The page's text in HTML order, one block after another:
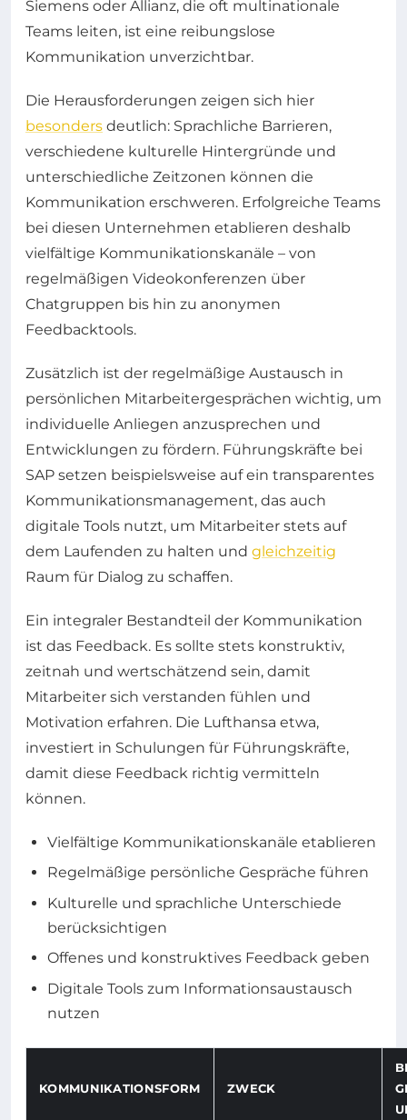
Siemens oder Allianz, die oft multinationale
Teams leiten, ist eine reibungslose
Kommunikation unverzichtbar.
Die Herausforderungen zeigen sich hier
besonders deutlich: Sprachliche Barrieren,
verschiedene kulturelle Hintergründe und
unterschiedliche Zeitzonen können die
Kommunikation erschweren. Erfolgreiche Teams
bei diesen Unternehmen etablieren deshalb
vielfältige Kommunikationskanäle – von
regelmäßigen Videokonferenzen über
Chatgruppen bis hin zu anonymen
Feedbacktools.
Zusätzlich ist der regelmäßige Austausch in
persönlichen Mitarbeitergesprächen wichtig, um
individuelle Anliegen anzusprechen und
Entwicklungen zu fördern. Führungskräfte bei
SAP setzen beispielsweise auf ein transparentes
Kommunikationsmanagement, das auch
digitale Tools nutzt, um Mitarbeiter stets auf
dem Laufenden zu halten und gleichzeitig
Raum für Dialog zu schaffen.
Ein integraler Bestandteil der Kommunikation
ist das Feedback. Es sollte stets konstruktiv,
zeitnah und wertschätzend sein, damit
Mitarbeiter sich verstanden fühlen und
Motivation erfahren. Die Lufthansa etwa,
investiert in Schulungen für Führungskräfte,
damit diese Feedback richtig vermitteln
können.
Vielfältige Kommunikationskanäle etablieren
Regelmäßige persönliche Gespräche führen
Kulturelle und sprachliche Unterschiede
berücksichtigen
Offenes und konstruktives Feedback geben
Digitale Tools zum Informationsaustausch
nutzen
KOMMUNIKATIONSFORM ZWECK